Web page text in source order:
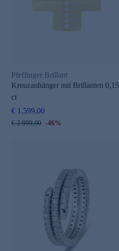
Pfeffinger Brillant
Kreuzanhänger mit Brillanten 0,15
ct
€ 1.599,00
€ 2.999,00 -46%